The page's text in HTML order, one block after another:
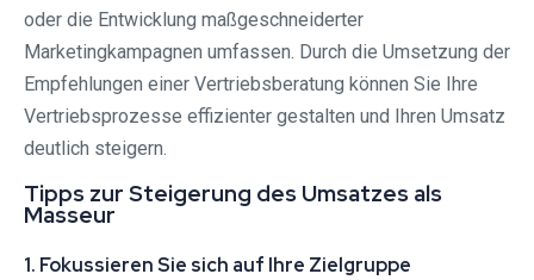
oder die Entwicklung maßgeschneiderter
Marketingkampagnen umfassen. Durch die Umsetzung der
Empfehlungen einer Vertriebsberatung können Sie Ihre
Vertriebsprozesse effizienter gestalten und Ihren Umsatz
deutlich steigern.
Tipps zur Steigerung des Umsatzes als
Masseur
1. Fokussieren Sie sich auf Ihre Zielgruppe